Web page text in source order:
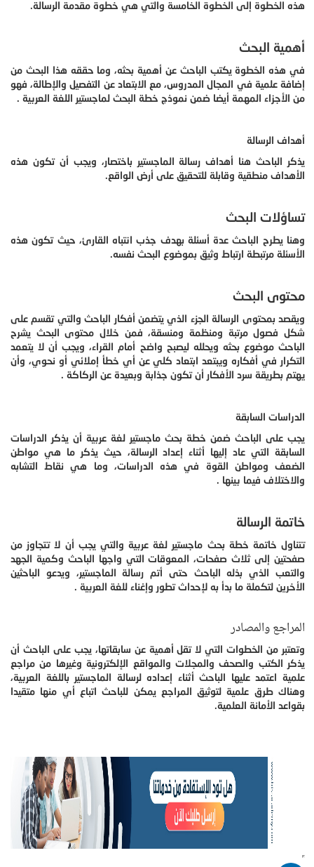
هذه الخطوة إلى الخطوة الخامسة والتي هي خطوة مقدمة الرسالة.
أهمية البحث
في هذه الخطوة يكتب الباحث عن أهمية بحثه، وما حققه هذا البحث من
إضافة علمية في المجال المدروس، مع الابتعاد عن التفصيل والإطالة، فهو
من الأجزاء المهمة أيضا ضمن نموذج خطة البحث لماجستير اللغة العربية .
أهداف الرسالة
يذكر الباحث هنا أهداف رسالة الماجستير باختصار، ويجب أن تكون هذه
الأهداف منطقية وقابلة للتحقيق على أرض الواقع.
تساؤلات البحث
وهنا يطرح الباحث عدة أسئلة بهدف جذب انتباه القارئ، حيث تكون هذه
الأسئلة مرتبطة ارتباط وثيق بموضوع البحث نفسه.
محتوى البحث
ويقصد بمحتوى الرسالة الجزء الذي يتضمن أفكار الباحث والتي تقسم على
شكل فصول مرتبة ومنظمة ومنسقة، فمن خلال محتوى البحث يشرح
الباحث موضوع بحثه ويحلله ليصبح واضح أمام القراء، ويجب أن لا يتعمد
التكرار في أفكاره ويبتعد ابتعاد كلي عن أي خطأ إملائي أو نحوي، وأن
يهتم بطريقة سرد الأفكار أن تكون جذابة وبعيدة عن الركاكة .
الدراسات السابقة
يجب على الباحث ضمن خطة بحث ماجستير لغة عربية أن يذكر الدراسات
السابقة التي عاد إليها أثناء إعداد الرسالة، حيث يذكر ما هي مواطن
الضعف ومواطن القوة في هذه الدراسات، وما هي نقاط التشابه
والاختلاف فيما بينها .
خاتمة الرسالة
تتناول خاتمة خطة بحث ماجستير لغة عربية والتي يجب أن لا تتجاوز من
صفحتين إلى ثلاث صفحات، المعوقات التي واجها الباحث وكمية الجهد
والتعب الذي بذله الباحث حتى أتم رسالة الماجستير، ويدعو الباحثين
الأخرين لتكملة ما بدأ به لإحداث تطور وإغناء للغة العربية .
المراجع والمصادر
وتعتبر من الخطوات التي لا تقل أهمية عن سابقاتها، يجب على الباحث أن
يذكر الكتب والصحف والمجلات والمواقع الإلكترونية وغيرها من مراجع
علمية اعتمد عليها الباحث أثناء إعداده لرسالة الماجستير باللغة العربية،
وهناك طرق علمية لتوثيق المراجع يمكن للباحث اتباع أي منها متقيدا
بقواعد الأمانة العلمية.